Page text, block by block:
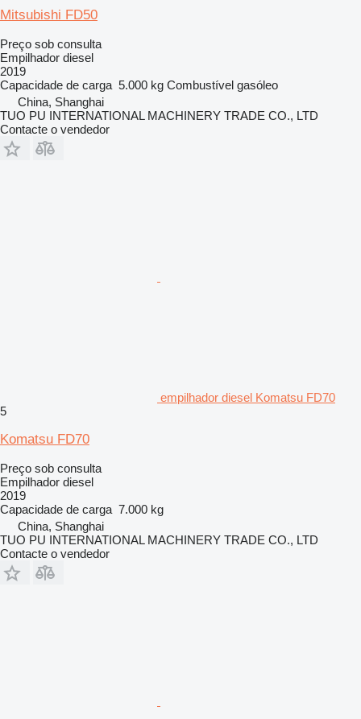
Mitsubishi FD50
Preço sob consulta
Empilhador diesel
2019
Capacidade de carga 5.000 kg Combustível gasóleo
China, Shanghai
TUO PU INTERNATIONAL MACHINERY TRADE CO., LTD
Contacte o vendedor
empilhador diesel Komatsu FD70
5
Komatsu FD70
Preço sob consulta
Empilhador diesel
2019
Capacidade de carga 7.000 kg
China, Shanghai
TUO PU INTERNATIONAL MACHINERY TRADE CO., LTD
Contacte o vendedor